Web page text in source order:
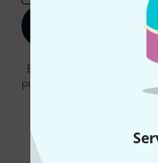
En cliquant sur
publicités par e-mail. La
pouvez trouver plus